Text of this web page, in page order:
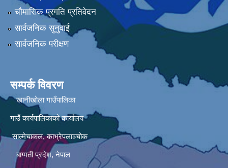
चौमासिक प्रगति प्रतिवेदन
सार्वजनिक सुनुवाई
सार्वजनिक परीक्षण
सम्पर्क विवरण
खानीखोला गाउँपालिका
गाउँ कार्यपालिकाको कार्यालय
साल्मेचाकल, काभ्रेपलाञ्चोक
बाग्मती प्रदेश, नेपाल